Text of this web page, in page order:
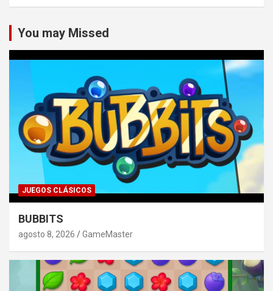
You may Missed
JUEGOS CLÁSICOS
BUBBITS
agosto 8, 2026 GameMaster